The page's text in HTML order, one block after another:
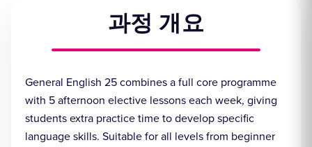
과정 개요
General English 25 combines a full core programme
with 5 afternoon elective lessons each week, giving
students extra practice time to develop specific
language skills. Suitable for all levels from beginner